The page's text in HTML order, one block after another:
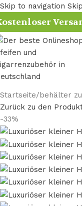
Skip to navigation
Startseite/behälter
Zurück zu den
-33%